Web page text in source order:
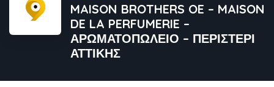
MAISON BROTHERS OE – MAISON
DE LA PERFUMERIE –
ΑΡΩΜΑΤΟΠΩΛΕΙΟ – ΠΕΡΙΣΤΕΡΙ
ΑΤΤΙΚΗΣ